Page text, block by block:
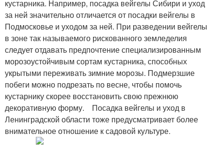
кустарника. Например, посадка вейгелы Сибири и уход
за ней значительно отличается от посадки вейгелы в
Подмосковье и уходом за ней. При разведении вейгелы
в зоне так называемого рискованного земледелия
следует отдавать предпочтение специализированным
морозоустойчивым сортам кустарника, способных
укрытыми переживать зимние морозы. Подмерзшие
побеги можно подрезать по весне, чтобы помочь
кустарнику скорее восстановить свою прежнюю
декоративную форму. Посадка вейгелы и уход в
Ленинградской области тоже предусматривает более
внимательное отношение к садовой культуре.